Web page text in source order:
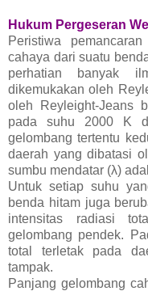
Hukum Pergeseran
Peristiwa
cahaya dari suatu
perhatian banyak
dikemukakan oleh
oleh Reyleight-Jeans
pada suhu 2000 K
gelombang tertentu
daerah yang dibatasi
sumbu mendatar (λ)
Untuk setiap suhu
benda hitam juga
intensitas radiasi
gelombang pendek.
total terletak pada
tampak.
Panjang gelombang